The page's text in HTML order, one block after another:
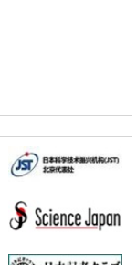
其打造为下一代社会